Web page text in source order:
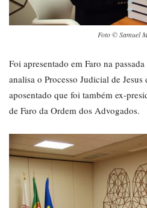
Foto © Samuel
Foi apresentado em Faro na
analisa o Processo Judicial de
aposentado que foi também ex-
de Faro da Ordem dos Advogados.